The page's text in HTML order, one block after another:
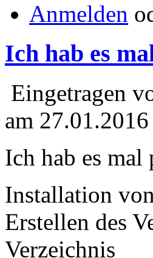
Anmelden
Ich hab es
Eingetragen
am
Ich hab es
Installation
Erstellen des
Verzeichnis